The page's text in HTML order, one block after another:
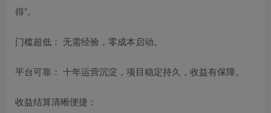
得”。
门槛超低： 无需经验，零成本启动。
平台可靠： 十年运营沉淀，项目稳定持久，收益有保障。
收益结算清晰便捷：